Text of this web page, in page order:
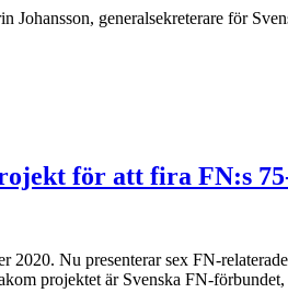
Johansson, generalsekreterare för
för att fira FN:s
Nu presenterar sex FN-
projektet är Svenska FN-